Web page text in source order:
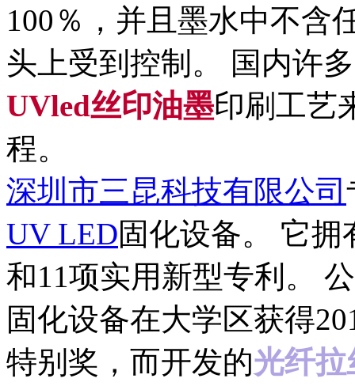
100％，并且墨水中不含
头上受到控制。 国内许
UVled丝印油墨印刷工艺
程。
深圳市三昆科技有限公司
UV LED固化设备。 它
和11项实用新型专利。
固化设备在大学区获得
特别奖，而开发的光纤拉